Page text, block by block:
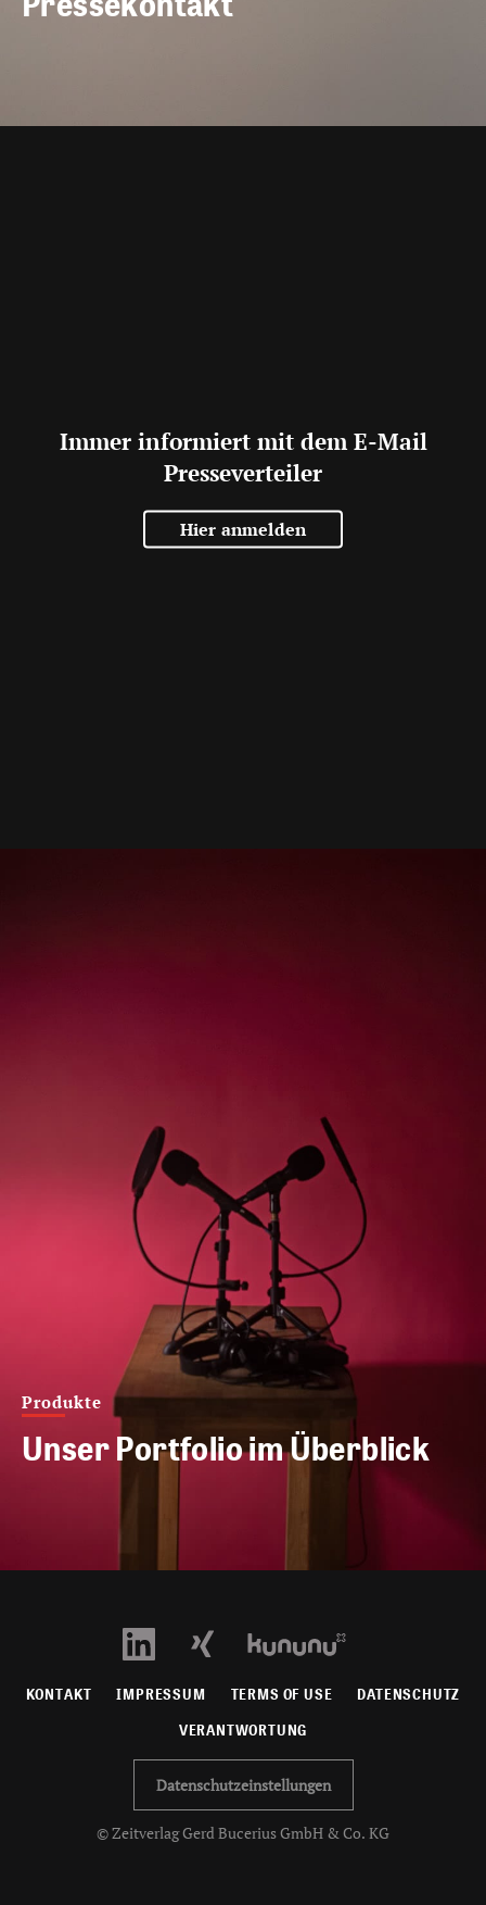
Immer informiert mit dem E-Mail
Presseverteiler
Hier anmelden
Produkte
Unser Portfolio im Überblick
KONTAKT IMPRESSUM TERMS OF USE DATENSCHUTZ
VERANTWORTUNG
Datenschutzeinstellungen
© Zeitverlag Gerd Bucerius GmbH & Co. KG